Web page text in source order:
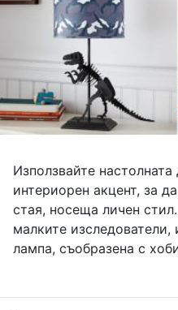
Използвайте
интериорен акцент, за
стая, носеща личен
малките изследователи,
лампа, съобразена с